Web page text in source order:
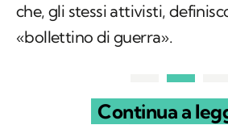
che, gli stessi attivisti,
«bollettino di guerra».
Continua a